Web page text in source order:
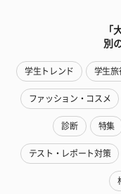
「
別
学生トレンド 学生旅
ファッション・コスメ
診断 特集
テスト・レポート対策